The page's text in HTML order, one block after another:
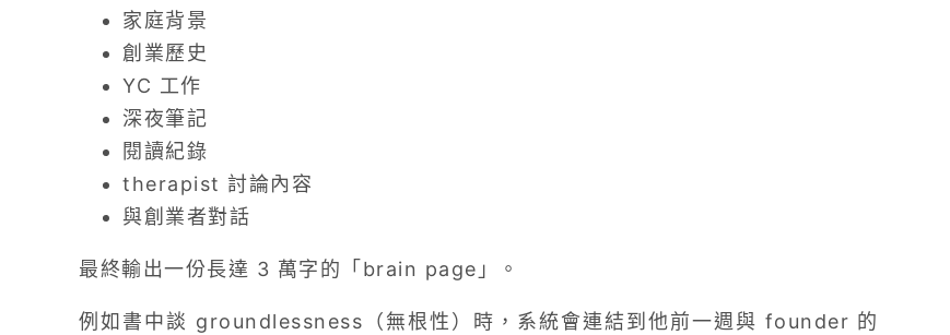
家庭背景
創業歷史
YC 工作
深夜筆記
閱讀紀錄
therapist 討論內容
與創業者對話
最終輸出一份長達 3 萬字的「brain page」。
例如書中談 groundlessness（無根性）時，系統會連結到他前一週與 founder 的